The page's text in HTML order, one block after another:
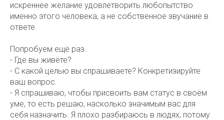
искреннее желание удовлетворить любопытство
именно этого человека, а не собственное звучание в
ответе.
Попробуем ещё раз.
- Где вы живёте?
- С какой целью вы спрашиваете? Конкретизируйте
ваш вопрос.
- Я спрашиваю, чтобы присвоить вам статус в своём
уме, то есть решаю, насколько значимым вас для
себя назначить. Я плохо разбираюсь в людях, потому